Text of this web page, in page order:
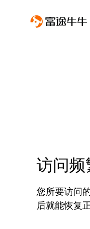
访问频
您所要访问
后就能恢复